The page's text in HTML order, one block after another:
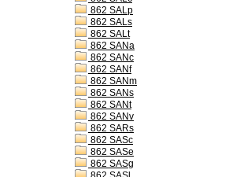
862 SALp
862 SALs
862 SALt
862 SANa
862 SANc
862 SANf
862 SANm
862 SANs
862 SANt
862 SANv
862 SARs
862 SASc
862 SASe
862 SASg